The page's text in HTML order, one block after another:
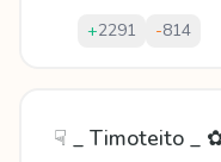
+2291 -814
☟ _ Timoteito _